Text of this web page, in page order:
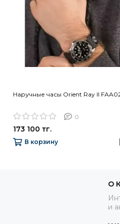
Наручные часы Orient Ray II
0
173 100 тг.
В корзину
О
и